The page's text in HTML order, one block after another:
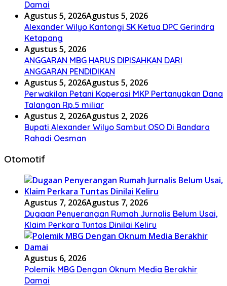
Damai
Agustus 5, 2026Agustus 5, 2026
Alexander Wilyo Kantongi SK Ketua DPC Gerindra
Ketapang
Agustus 5, 2026
ANGGARAN MBG HARUS DIPISAHKAN DARI
ANGGARAN PENDIDIKAN
Agustus 5, 2026Agustus 5, 2026
Perwakilan Petani Koperasi MKP Pertanyakan Dana
Talangan Rp.5 miliar
Agustus 2, 2026Agustus 2, 2026
Bupati Alexander Wilyo Sambut OSO Di Bandara
Rahadi Oesman
Otomotif
Agustus 7, 2026Agustus 7, 2026
Dugaan Penyerangan Rumah Jurnalis Belum Usai,
Klaim Perkara Tuntas Dinilai Keliru
Agustus 6, 2026
Polemik MBG Dengan Oknum Media Berakhir
Damai